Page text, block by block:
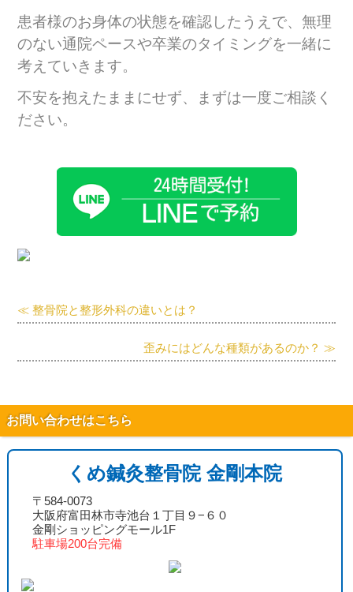
患者様のお身体の状態を確認したうえで、無理
のない通院ペースや卒業のタイミングを一緒に
考えていきます。
不安を抱えたままにせず、まずは一度ご相談く
ださい。
≪ 整骨院と整形外科の違いとは？
歪みにはどんな種類があるのか？ ≫
お問い合わせはこちら
くめ鍼灸整骨院 金剛本院
〒584-0073
大阪府富田林市寺池台１丁目９−６０
金剛ショッピングモール1F
駐車場200台完備